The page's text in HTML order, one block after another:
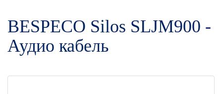
BESPECO Silos SLJM900 -
Аудио кабель